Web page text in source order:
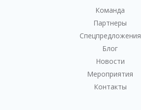
Команда
Партнеры
Спецпредложения
Блог
Новости
Мероприятия
Контакты